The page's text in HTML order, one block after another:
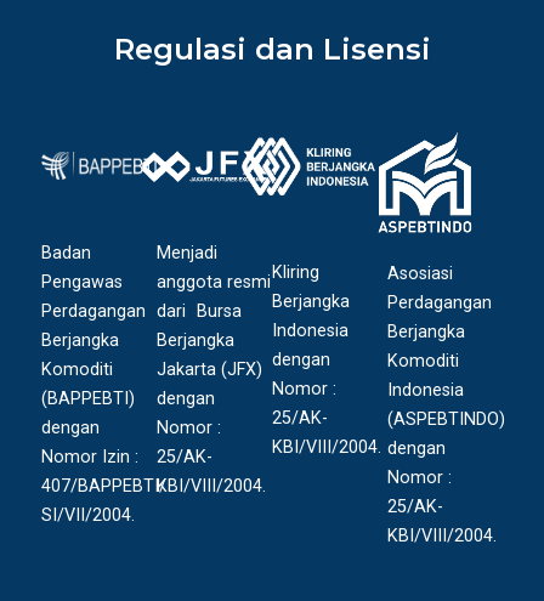
Regulasi dan Lisensi
Badan
Pengawas
Perdagangan
Berjangka
Komoditi
(BAPPEBTI)
dengan
Nomor Izin :
407/BAPPEBTI/
SI/VII/2004.
Menjadi
anggota resmi
dari Bursa
Berjangka
Jakarta (JFX)
dengan
Nomor :
25/AK-
KBI/VIII/2004.
Kliring
Berjangka
Indonesia
dengan
Nomor :
25/AK-
KBI/VIII/2004.
Asosiasi
Perdagangan
Berjangka
Komoditi
Indonesia
(ASPEBTINDO)
dengan
Nomor :
25/AK-
KBI/VIII/2004.